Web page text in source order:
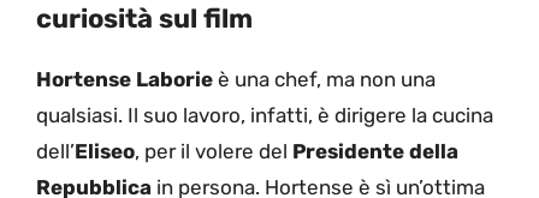
curiosità sul film
Hortense Laborie è una chef, ma non una
qualsiasi. Il suo lavoro, infatti, è dirigere la cucina
dell’Eliseo, per il volere del Presidente della
Repubblica in persona. Hortense è sì un’ottima